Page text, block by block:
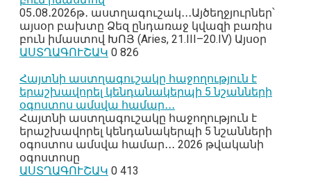
05․08․2026թ․ աստղագուշակ․․․Այծեղջյուրներ՝
այսօր բախտը Ձեզ ընդառաջ կվազի բառիս
բուն իմաստով ԽՈՅ (Aries, 21.III–20.IV) Այսօր
ԱՍՏՂԱԳՈՒՇԱԿ 0 826
Հայտնի աստղագուշակը հաջողություն է
երաշխավորել կենդանակերպի 5 նշանների
օգոստոս ամսվա համար․․․
Հայտնի աստղագուշակը հաջողություն է
երաշխավորել կենդանակերպի 5 նշանների
օգոստոս ամսվա համար․․․ 2026 թվականի
օգոստոսը
ԱՍՏՂԱԳՈՒՇԱԿ 0 413